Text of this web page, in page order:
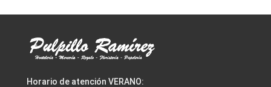
Horario de atención VERANO: